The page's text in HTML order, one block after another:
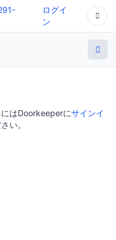
ログイ
ン
はDoorkeeperにサインイ
い。